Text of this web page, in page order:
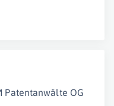
Patentanwälte OG